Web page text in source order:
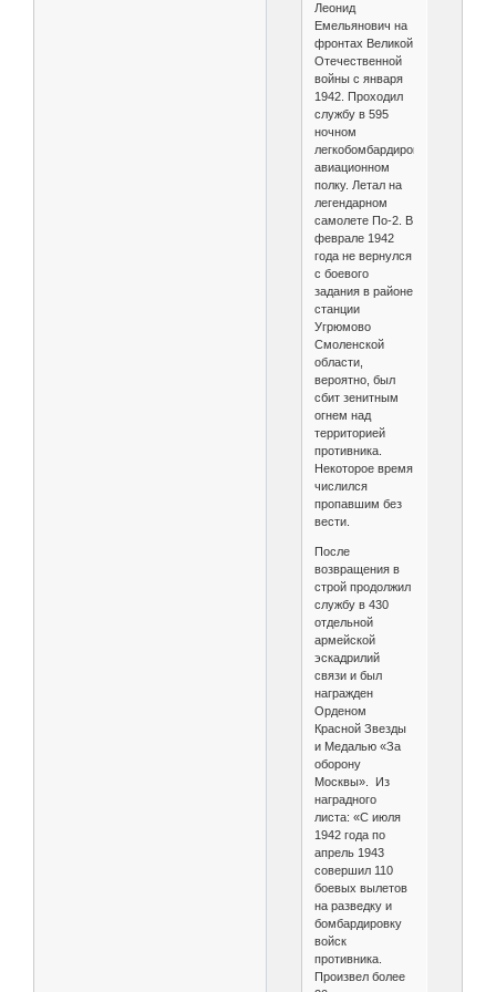
Леонид
Емельянович на
фронтах Великой
Отечественной
войны с января
1942. Проходил
службу в 595
ночном
легкобомбардировочном
авиационном
полку. Летал на
легендарном
самолете По-2. В
феврале 1942
года не вернулся
с боевого
задания в районе
станции
Угрюмово
Смоленской
области,
вероятно, был
сбит зенитным
огнем над
территорией
противника.
Некоторое время
числился
пропавшим без
вести.
После
возвращения в
строй продолжил
службу в 430
отдельной
армейской
эскадрилий
связи и был
награжден
Орденом
Красной Звезды
и Медалью «За
оборону
Москвы». Из
наградного
листа: «С июля
1942 года по
апрель 1943
совершил 110
боевых вылетов
на разведку и
бомбардировку
войск
противника.
Произвел более